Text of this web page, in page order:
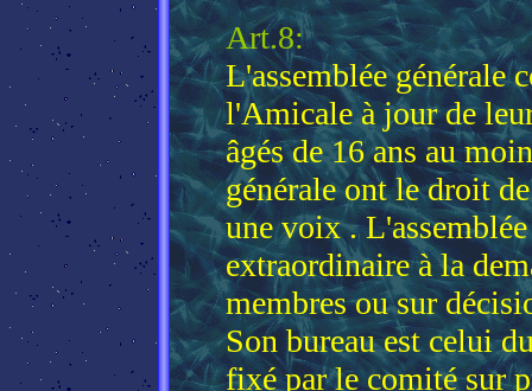
Art.8:
L'assemblée générale
l'Amicale à jour de
âgés de 16 ans au
générale ont le droit
une voix .
extraordinaire à la
membres ou sur
Son bureau est celui
fixé par le comité sur